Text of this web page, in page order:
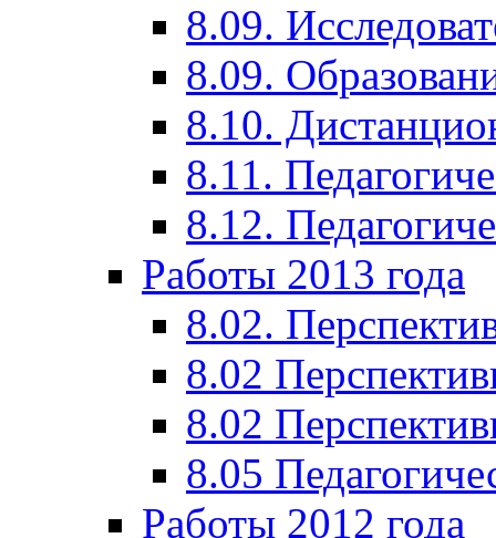
8.09.
8.09.
8.10.
8.11.
8.12.
Работы 2013 года
8.02.
8.02
8.02
8.05
Работы 2012 года